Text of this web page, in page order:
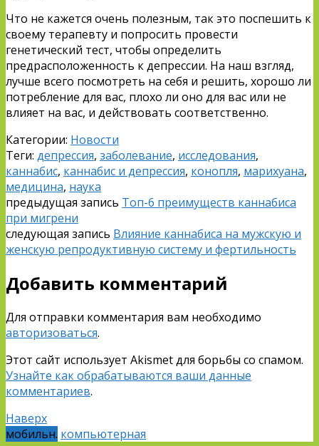
Что не кажется очень полезным, так это поспешить к
своему терапевту и попросить провести
генетический тест, чтобы определить
предрасположенность к депрессии. На наш взгляд,
лучше всего посмотреть на себя и решить, хорошо ли
потребление для вас, плохо ли оно для вас или не
влияет на вас, и действовать соответственно.
Категории: Новости
Теги: депрессия, заболевание, исследования,
каннабис, каннабис и депрессия, конопля, марихуана,
медицина, наука
предыдущая запись Топ-6 преимуществ каннабиса
при мигрени
следующая запись Влияние каннабиса на мужскую и
женскую репродуктивную систему и фертильность
Добавить комментарий
Для отправки комментария вам необходимо
авторизоваться.
Этот сайт использует Akismet для борьбы со спамом.
Узнайте как обрабатываются ваши данные
комментариев.
Наверх
мобильн. компьютерная